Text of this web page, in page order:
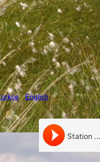
English